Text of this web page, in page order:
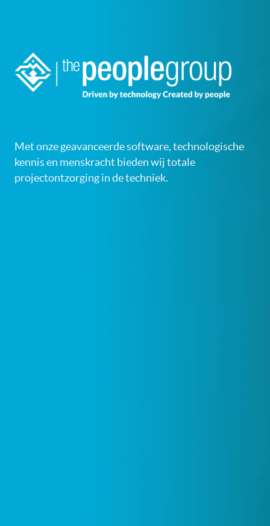
Met onze geavanceerde software, technologische
kennis en menskracht bieden wij totale
projectontzorging in de techniek.